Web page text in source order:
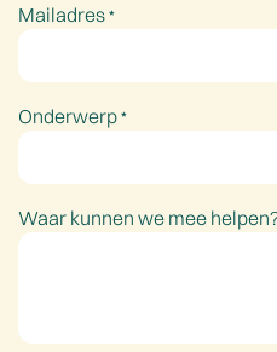
Mailadres*
Onderwerp*
Waar kunnen we mee